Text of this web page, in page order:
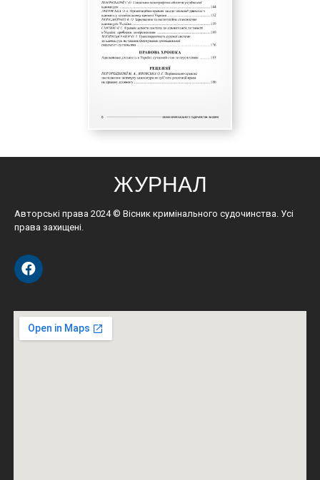
ЖУРНАЛ
Авторські права 2024 © Вісник кримінального судочинства. Усі
права захищені.